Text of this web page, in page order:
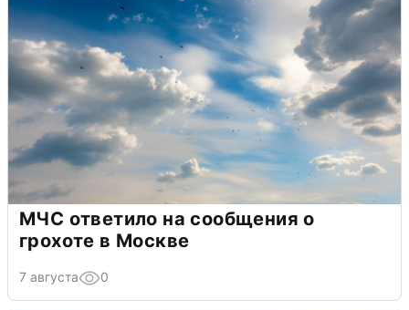
МЧС ответило на сообщения о
грохоте в Москве
7 августа 0